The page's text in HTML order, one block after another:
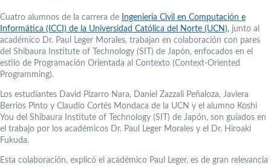
Cuatro alumnos de la carrera de
Ingeniería Civil en Computación e
Informática (ICCI) de la Universidad Católica del Norte (UCN), junto al
académico Dr. Paul Leger Morales, trabajan en colaboración con pares
del Shibaura Institute of Technology (SIT) de Japón, enfocados en el
estilo de Programación Orientada al Contexto (Context-Oriented
Programming).
Los estudiantes David Pizarro Nara, Daniel Zazzali Peñaloza, Javiera
Berrios Pinto y Claudio Cortés Mondaca de la UCN y el alumno Koshi
You del Shibaura Institute of Technology (SIT) de Japón, son guiados en
el trabajo por los académicos Dr. Paul Leger Morales y el Dr. Hiroaki
Fukuda.
Esta colaboración, explicó el académico Paul Leger, es de gran relevancia